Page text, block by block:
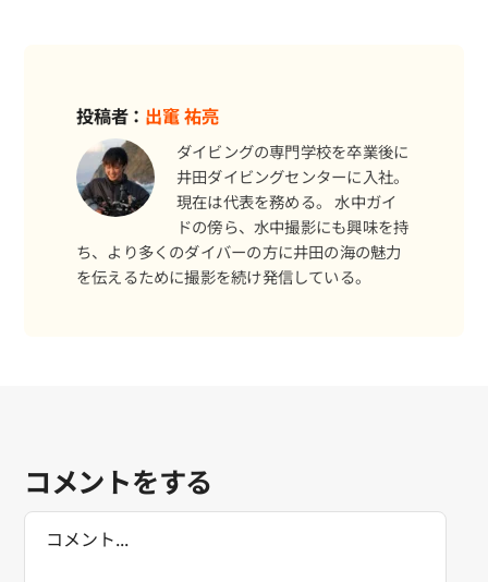
投稿者： 出竃 祐亮
ダイビングの専門学校を卒業後に
井田ダイビングセンターに入社。
現在は代表を務める。 水中ガイ
ドの傍ら、水中撮影にも興味を持
ち、より多くのダイバーの方に井田の海の魅力
を伝えるために撮影を続け発信している。
コメントをする
Comment